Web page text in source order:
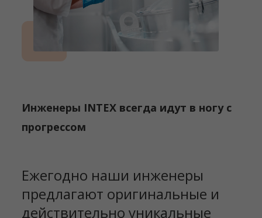
Инженеры INTEX всегда идут в ногу с
прогрессом
Ежегодно наши инженеры
предлагают оригинальные и
действительно уникальные